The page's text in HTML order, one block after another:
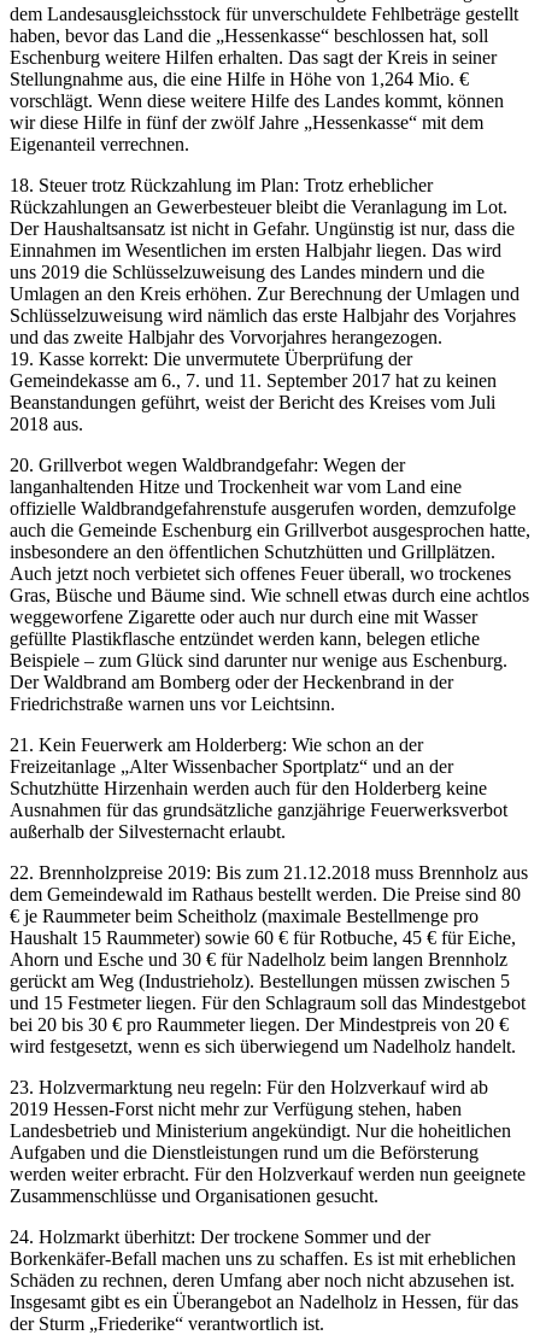
dem Landesausgleichsstock für unverschuldete Fehlbeträge gestellt
haben, bevor das Land die „Hessenkasse“ beschlossen hat, soll
Eschenburg weitere Hilfen erhalten. Das sagt der Kreis in seiner
Stellungnahme aus, die eine Hilfe in Höhe von 1,264 Mio. €
vorschlägt. Wenn diese weitere Hilfe des Landes kommt, können
wir diese Hilfe in fünf der zwölf Jahre „Hessenkasse“ mit dem
Eigenanteil verrechnen.
18. Steuer trotz Rückzahlung im Plan: Trotz erheblicher
Rückzahlungen an Gewerbesteuer bleibt die Veranlagung im Lot.
Der Haushaltsansatz ist nicht in Gefahr. Ungünstig ist nur, dass die
Einnahmen im Wesentlichen im ersten Halbjahr liegen. Das wird
uns 2019 die Schlüsselzuweisung des Landes mindern und die
Umlagen an den Kreis erhöhen. Zur Berechnung der Umlagen und
Schlüsselzuweisung wird nämlich das erste Halbjahr des Vorjahres
und das zweite Halbjahr des Vorvorjahres herangezogen.
19. Kasse korrekt: Die unvermutete Überprüfung der
Gemeindekasse am 6., 7. und 11. September 2017 hat zu keinen
Beanstandungen geführt, weist der Bericht des Kreises vom Juli
2018 aus.
20. Grillverbot wegen Waldbrandgefahr: Wegen der
langanhaltenden Hitze und Trockenheit war vom Land eine
offizielle Waldbrandgefahrenstufe ausgerufen worden, demzufolge
auch die Gemeinde Eschenburg ein Grillverbot ausgesprochen hatte,
insbesondere an den öffentlichen Schutzhütten und Grillplätzen.
Auch jetzt noch verbietet sich offenes Feuer überall, wo trockenes
Gras, Büsche und Bäume sind. Wie schnell etwas durch eine achtlos
weggeworfene Zigarette oder auch nur durch eine mit Wasser
gefüllte Plastikflasche entzündet werden kann, belegen etliche
Beispiele – zum Glück sind darunter nur wenige aus Eschenburg.
Der Waldbrand am Bomberg oder der Heckenbrand in der
Friedrichstraße warnen uns vor Leichtsinn.
21. Kein Feuerwerk am Holderberg: Wie schon an der
Freizeitanlage „Alter Wissenbacher Sportplatz“ und an der
Schutzhütte Hirzenhain werden auch für den Holderberg keine
Ausnahmen für das grundsätzliche ganzjährige Feuerwerksverbot
außerhalb der Silvesternacht erlaubt.
22. Brennholzpreise 2019: Bis zum 21.12.2018 muss Brennholz aus
dem Gemeindewald im Rathaus bestellt werden. Die Preise sind 80
€ je Raummeter beim Scheitholz (maximale Bestellmenge pro
Haushalt 15 Raummeter) sowie 60 € für Rotbuche, 45 € für Eiche,
Ahorn und Esche und 30 € für Nadelholz beim langen Brennholz
gerückt am Weg (Industrieholz). Bestellungen müssen zwischen 5
und 15 Festmeter liegen. Für den Schlagraum soll das Mindestgebot
bei 20 bis 30 € pro Raummeter liegen. Der Mindestpreis von 20 €
wird festgesetzt, wenn es sich überwiegend um Nadelholz handelt.
23. Holzvermarktung neu regeln: Für den Holzverkauf wird ab
2019 Hessen-Forst nicht mehr zur Verfügung stehen, haben
Landesbetrieb und Ministerium angekündigt. Nur die hoheitlichen
Aufgaben und die Dienstleistungen rund um die Beförsterung
werden weiter erbracht. Für den Holzverkauf werden nun geeignete
Zusammenschlüsse und Organisationen gesucht.
24. Holzmarkt überhitzt: Der trockene Sommer und der
Borkenkäfer-Befall machen uns zu schaffen. Es ist mit erheblichen
Schäden zu rechnen, deren Umfang aber noch nicht abzusehen ist.
Insgesamt gibt es ein Überangebot an Nadelholz in Hessen, für das
der Sturm „Friederike“ verantwortlich ist.